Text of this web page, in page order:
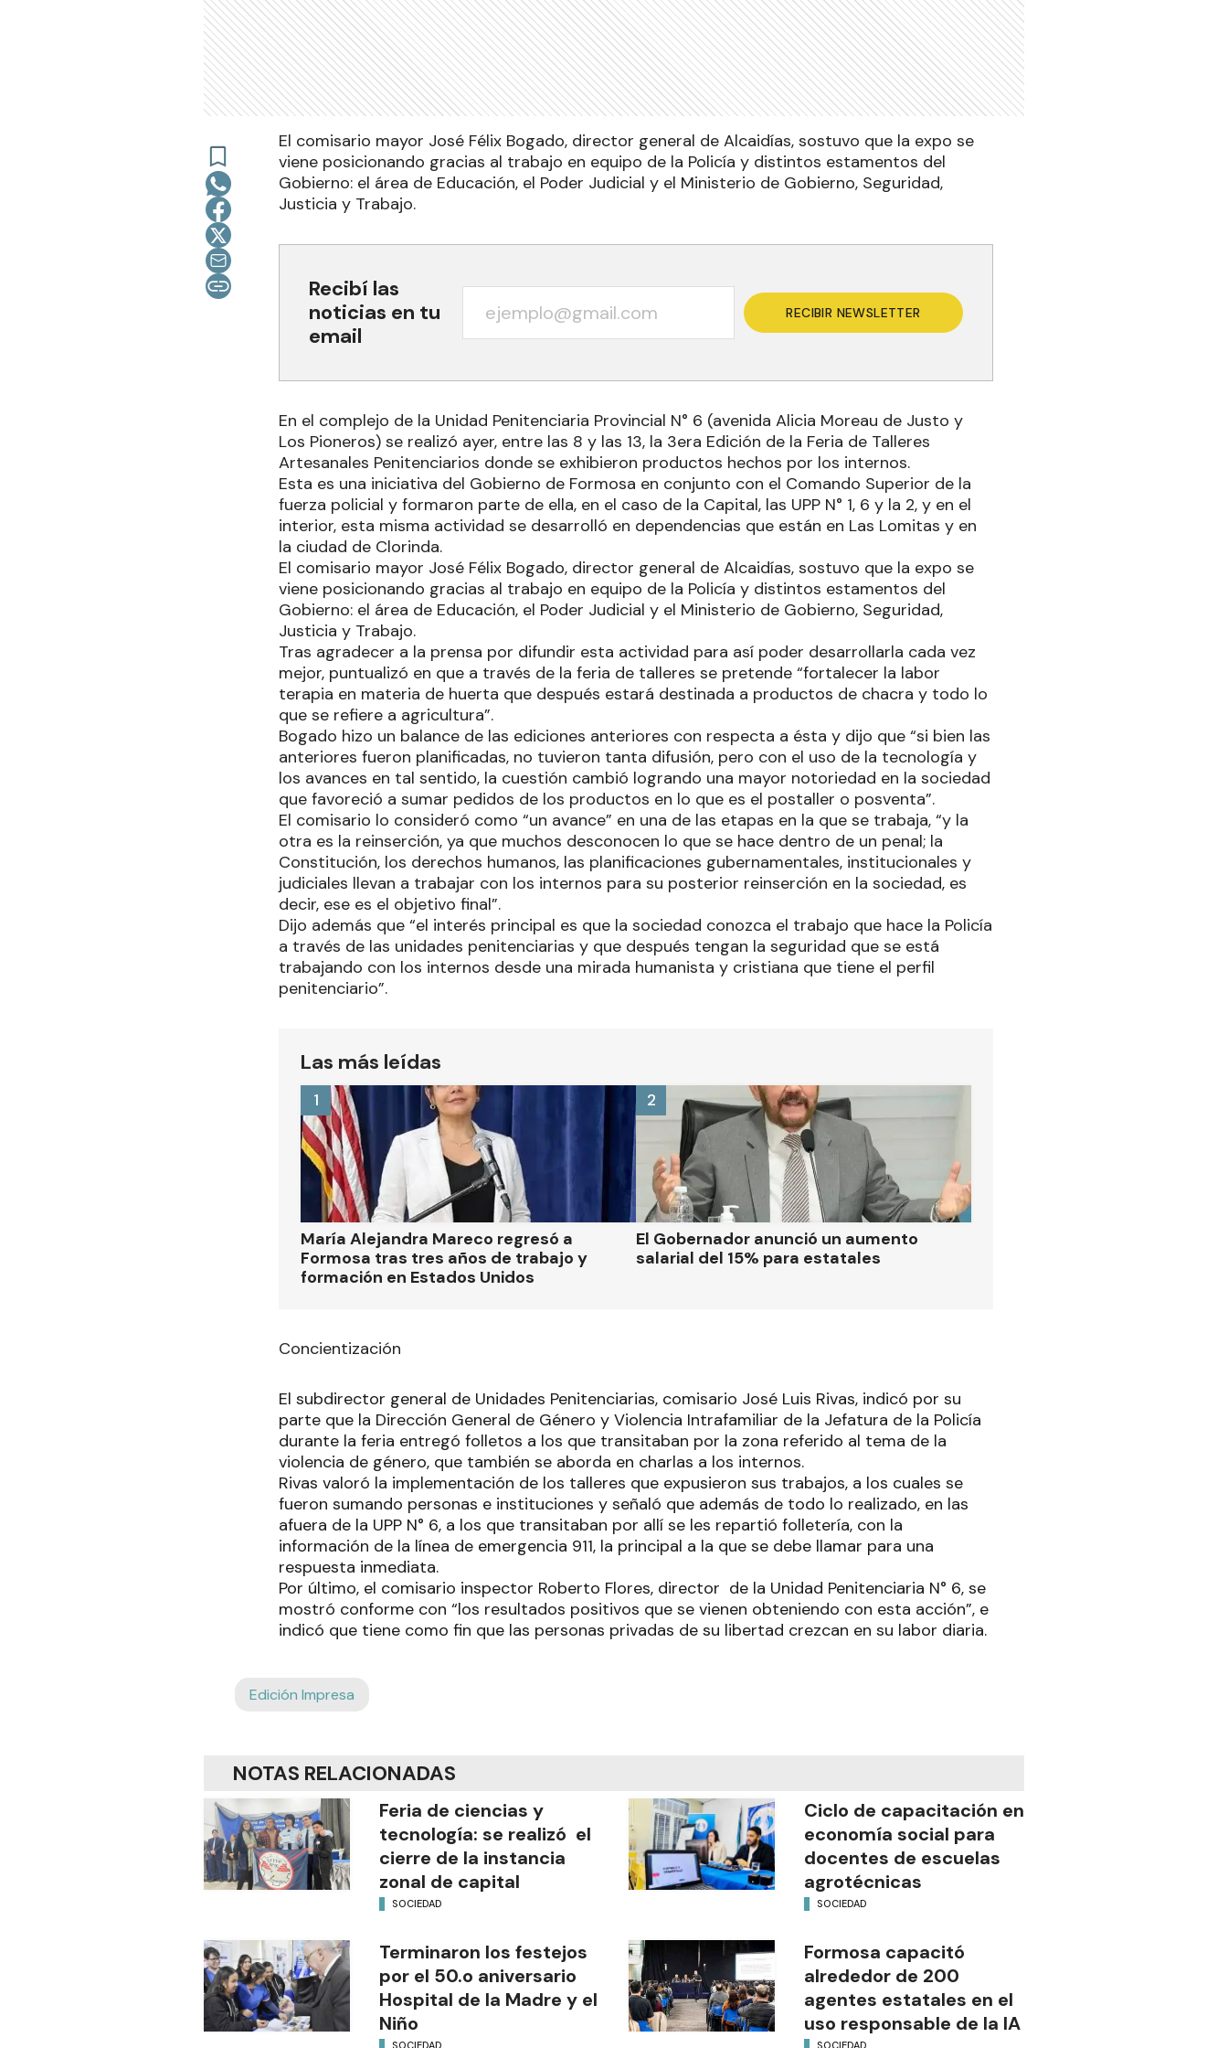
El comisario mayor José Félix Bogado, director general de Alcaidías, sostuvo que la expo se
viene posicionando gracias al trabajo en equipo de la Policía y distintos estamentos del
Gobierno: el área de Educación, el Poder Judicial y el Ministerio de Gobierno, Seguridad,
Justicia y Trabajo.
Recibí las
noticias en tu
email
RECIBIR NEWSLETTER
En el complejo de la Unidad Penitenciaria Provincial N° 6 (avenida Alicia Moreau de Justo y
Los Pioneros) se realizó ayer, entre las 8 y las 13, la 3era Edición de la Feria de Talleres
Artesanales Penitenciarios donde se exhibieron productos hechos por los internos.
Esta es una iniciativa del Gobierno de Formosa en conjunto con el Comando Superior de la
fuerza policial y formaron parte de ella, en el caso de la Capital, las UPP N° 1, 6 y la 2, y en el
interior, esta misma actividad se desarrolló en dependencias que están en Las Lomitas y en
la ciudad de Clorinda.
El comisario mayor José Félix Bogado, director general de Alcaidías, sostuvo que la expo se
viene posicionando gracias al trabajo en equipo de la Policía y distintos estamentos del
Gobierno: el área de Educación, el Poder Judicial y el Ministerio de Gobierno, Seguridad,
Justicia y Trabajo.
Tras agradecer a la prensa por difundir esta actividad para así poder desarrollarla cada vez
mejor, puntualizó en que a través de la feria de talleres se pretende “fortalecer la labor
terapia en materia de huerta que después estará destinada a productos de chacra y todo lo
que se refiere a agricultura”.
Bogado hizo un balance de las ediciones anteriores con respecta a ésta y dijo que “si bien las
anteriores fueron planificadas, no tuvieron tanta difusión, pero con el uso de la tecnología y
los avances en tal sentido, la cuestión cambió logrando una mayor notoriedad en la sociedad
que favoreció a sumar pedidos de los productos en lo que es el postaller o posventa”.
El comisario lo consideró como “un avance” en una de las etapas en la que se trabaja, “y la
otra es la reinserción, ya que muchos desconocen lo que se hace dentro de un penal; la
Constitución, los derechos humanos, las planificaciones gubernamentales, institucionales y
judiciales llevan a trabajar con los internos para su posterior reinserción en la sociedad, es
decir, ese es el objetivo final”.
Dijo además que “el interés principal es que la sociedad conozca el trabajo que hace la Policía
a través de las unidades penitenciarias y que después tengan la seguridad que se está
trabajando con los internos desde una mirada humanista y cristiana que tiene el perfil
penitenciario”.
Las más leídas
María Alejandra Mareco regresó a
Formosa tras tres años de trabajo y
formación en Estados Unidos
1
El Gobernador anunció un aumento
salarial del 15% para estatales
2
Concientización
El subdirector general de Unidades Penitenciarias, comisario José Luis Rivas, indicó por su
parte que la Dirección General de Género y Violencia Intrafamiliar de la Jefatura de la Policía
durante la feria entregó folletos a los que transitaban por la zona referido al tema de la
violencia de género, que también se aborda en charlas a los internos.
Rivas valoró la implementación de los talleres que expusieron sus trabajos, a los cuales se
fueron sumando personas e instituciones y señaló que además de todo lo realizado, en las
afuera de la UPP N° 6, a los que transitaban por allí se les repartió folletería, con la
información de la línea de emergencia 911, la principal a la que se debe llamar para una
respuesta inmediata.
Por último, el comisario inspector Roberto Flores, director de la Unidad Penitenciaria N° 6, se
mostró conforme con “los resultados positivos que se vienen obteniendo con esta acción”, e
indicó que tiene como fin que las personas privadas de su libertad crezcan en su labor diaria.
Edición Impresa
NOTAS RELACIONADAS
Feria de ciencias y
tecnología: se realizó el
cierre de la instancia
zonal de capital
SOCIEDAD
Ciclo de capacitación en
economía social para
docentes de escuelas
agrotécnicas
SOCIEDAD
Terminaron los festejos
por el 50.o aniversario
Hospital de la Madre y el
Niño
Formosa capacitó
alrededor de 200
agentes estatales en el
uso responsable de la IA